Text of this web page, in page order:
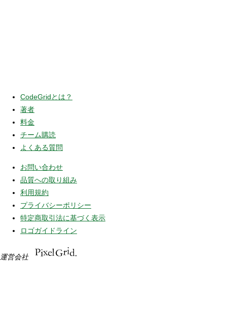
CodeGridとは？
著者
料金
チーム購読
よくある質問
お問い合わせ
品質への取り組み
利用規約
プライバシーポリシー
特定商取引法に基づく表示
ロゴガイドライン
運営会社